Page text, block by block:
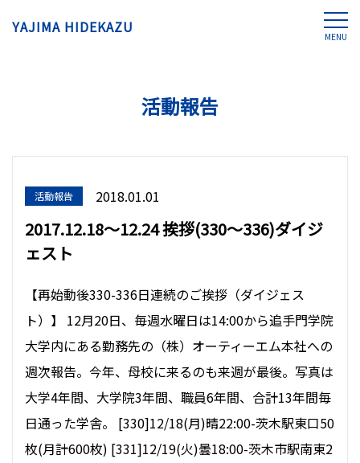
YAJIMA HIDEKAZU
MENU
活動報告
活動報告 2018.01.01
2017.12.18〜12.24 挨拶(330〜336)ダイジ
ェスト
【再始動後330-336日連続のご挨拶（ダイジェス
ト）】 12月20日、毎週水曜日は14:00から追手門学院
大学内にある勤務先の（株）オーティーエム本社への
週次報告。今年、母校に来るのも来週が最後。写真は
大学4年間、大学院3年間、職員6年間、合計13年間毎
日通った学舎。 [330]12/18(月)晴22:00-茨木駅東口50
枚(月計600枚) [331]12/19(火)曇18:00-茨木市駅南東2